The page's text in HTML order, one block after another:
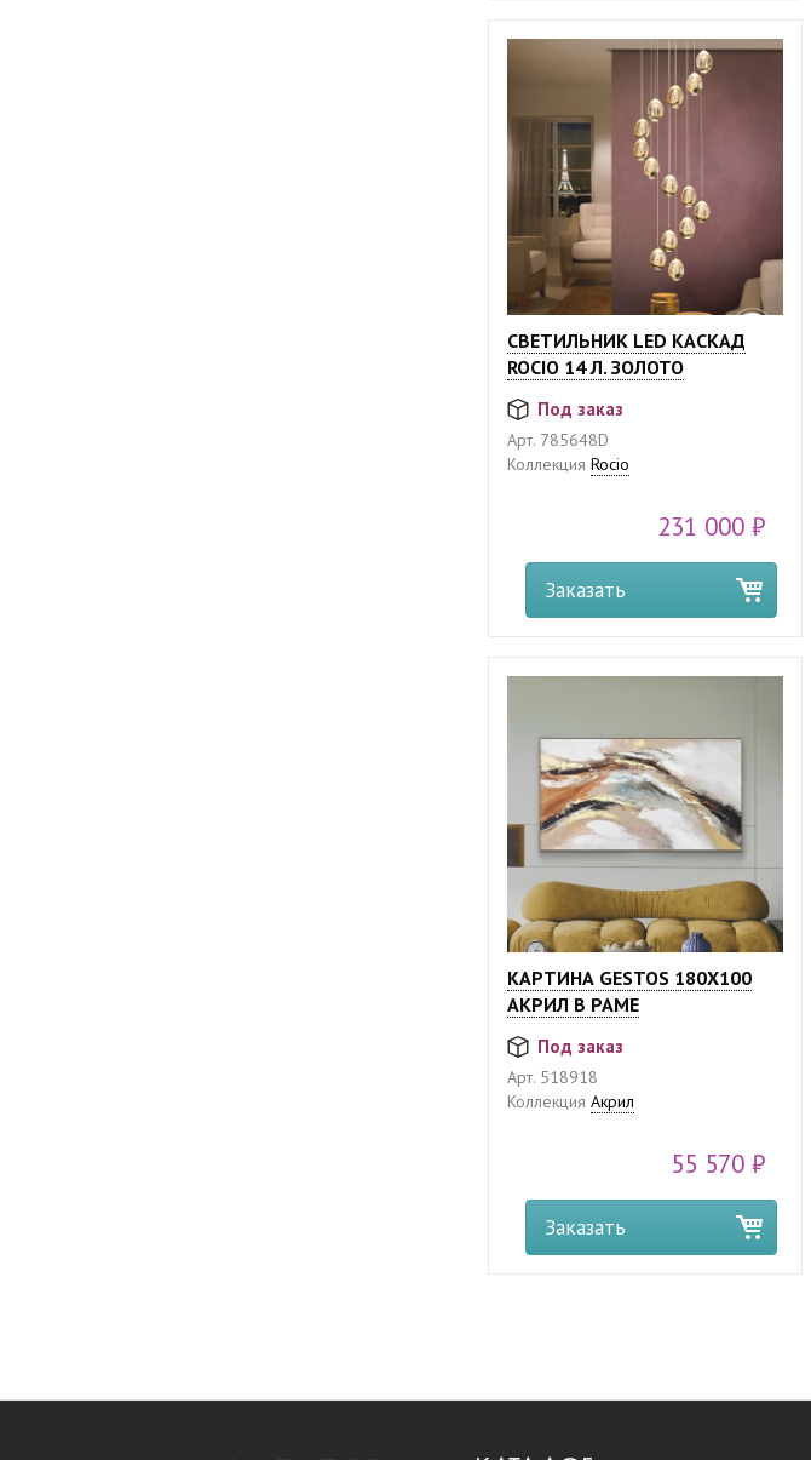
СВЕТИЛЬНИК LED КАСКАД
ROCIO 14 Л. ЗОЛОТО
Под заказ
Арт.785648D
Коллекция Rocio
231 000 ₽
Заказать
КАРТИНА GESTOS 180Х100
АКРИЛ В РАМЕ
Под заказ
Арт.518918
Коллекция Акрил
55 570 ₽
Заказать